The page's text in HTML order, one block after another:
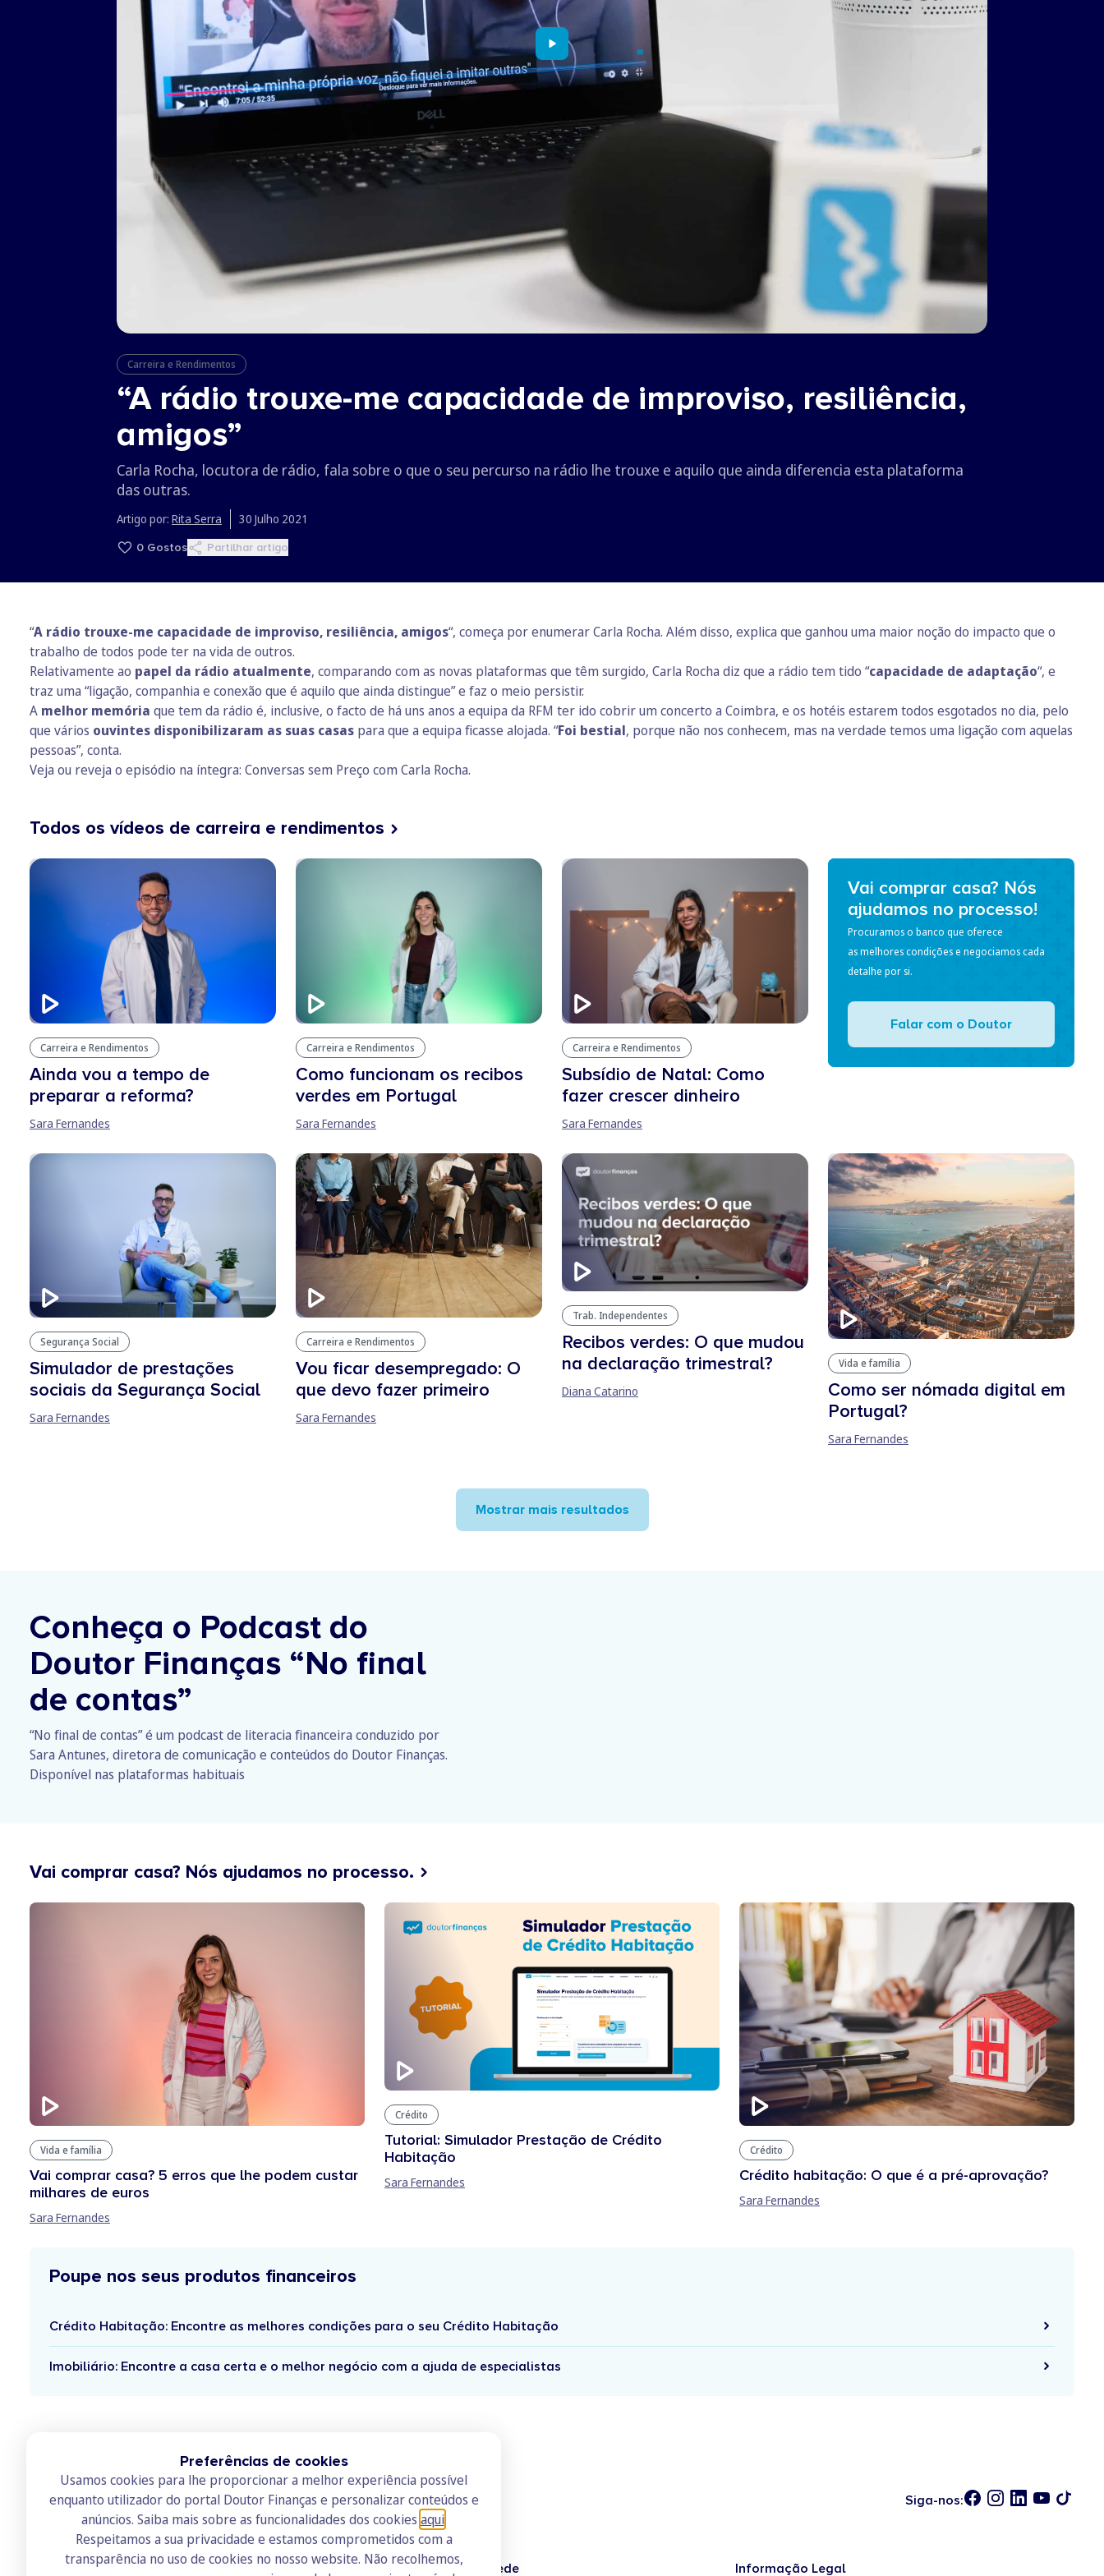
Carreira e Rendimentos
“A rádio trouxe-me capacidade de improviso, resiliência,
amigos”
Carla Rocha, locutora de rádio, fala sobre o que o seu percurso na rádio lhe trouxe e aquilo que ainda diferencia esta plataforma
das outras.
Artigo por: Rita Serra 30 Julho 2021
0 Gostos Partilhar artigo
“A rádio trouxe-me capacidade de improviso, resiliência, amigos“, começa por enumerar Carla Rocha. Além disso, explica que ganhou uma maior noção do impacto que o
trabalho de todos pode ter na vida de outros.
Relativamente ao papel da rádio atualmente, comparando com as novas plataformas que têm surgido, Carla Rocha diz que a rádio tem tido “capacidade de adaptação“, e
traz uma “ligação, companhia e conexão que é aquilo que ainda distingue” e faz o meio persistir.
A melhor memória que tem da rádio é, inclusive, o facto de há uns anos a equipa da RFM ter ido cobrir um concerto a Coimbra, e os hotéis estarem todos esgotados no dia, pelo
que vários ouvintes disponibilizaram as suas casas para que a equipa ficasse alojada. “Foi bestial, porque não nos conhecem, mas na verdade temos uma ligação com aquelas
pessoas”, conta.
Veja ou reveja o episódio na íntegra: Conversas sem Preço com Carla Rocha.
Todos os vídeos de carreira e rendimentos
Carreira e Rendimentos
Ainda vou a tempo de
preparar a reforma?
Sara Fernandes
Carreira e Rendimentos
Como funcionam os recibos
verdes em Portugal
Sara Fernandes
Carreira e Rendimentos
Subsídio de Natal: Como
fazer crescer dinheiro
Sara Fernandes
Vai comprar casa? Nós
ajudamos no processo!
Procuramos o banco que oferece
as melhores condições e negociamos cada
detalhe por si.
Falar com o Doutor
Segurança Social
Simulador de prestações
sociais da Segurança Social
Sara Fernandes
Carreira e Rendimentos
Vou ficar desempregado: O
que devo fazer primeiro
Sara Fernandes
Trab. Independentes
Recibos verdes: O que mudou
na declaração trimestral?
Diana Catarino
Vida e família
Como ser nómada digital em
Portugal?
Sara Fernandes
Mostrar mais resultados
Conheça o Podcast do
Doutor Finanças “No final
de contas”
“No final de contas” é um podcast de literacia financeira conduzido por
Sara Antunes, diretora de comunicação e conteúdos do Doutor Finanças.
Disponível nas plataformas habituais
Vai comprar casa? Nós ajudamos no processo.
Vida e família
Vai comprar casa? 5 erros que lhe podem custar
milhares de euros
Sara Fernandes
Crédito
Tutorial: Simulador Prestação de Crédito
Habitação
Sara Fernandes
Crédito
Crédito habitação: O que é a pré-aprovação?
Sara Fernandes
Poupe nos seus produtos financeiros
Crédito Habitação: Encontre as melhores condições para o seu Crédito Habitação
Imobiliário: Encontre a casa certa e o melhor negócio com a ajuda de especialistas
Preferências de cookies
Usamos cookies para lhe proporcionar a melhor experiência possível
enquanto utilizador do portal Doutor Finanças e personalizar conteúdos e
anúncios. Saiba mais sobre as funcionalidades dos cookies aqui
Respeitamos a sua privacidade e estamos comprometidos com a
transparência no uso de cookies no nosso website. Não recolhemos,
Siga-nos:
Doutor Finanças Doutor Finanças Rede Informação Legal